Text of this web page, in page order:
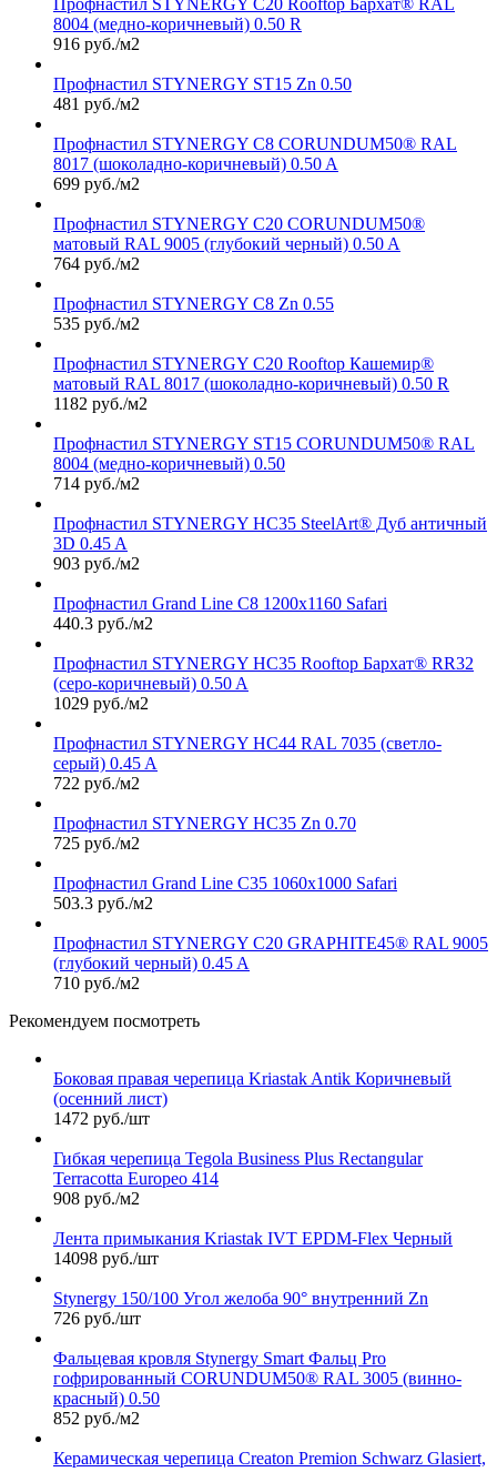
8004 (медно-коричневый) 0.50 R
916 руб./м2
Профнастил STYNERGY ST15 Zn 0.50
481 руб./м2
Профнастил STYNERGY С8 CORUNDUM50® RAL
8017 (шоколадно-коричневый) 0.50 A
699 руб./м2
Профнастил STYNERGY С20 CORUNDUM50®
матовый RAL 9005 (глубокий черный) 0.50 A
764 руб./м2
Профнастил STYNERGY С8 Zn 0.55
535 руб./м2
Профнастил STYNERGY С20 Rooftop Кашемир®
матовый RAL 8017 (шоколадно-коричневый) 0.50 R
1182 руб./м2
Профнастил STYNERGY ST15 CORUNDUM50® RAL
8004 (медно-коричневый) 0.50
714 руб./м2
Профнастил STYNERGY НС35 SteelArt® Дуб античный
3D 0.45 A
903 руб./м2
Профнастил Grand Line С8 1200х1160 Safari
440.3 руб./м2
Профнастил STYNERGY НС35 Rooftop Бархат® RR32
(серо-коричневый) 0.50 A
1029 руб./м2
Профнастил STYNERGY НС44 RAL 7035 (светло-
серый) 0.45 A
722 руб./м2
Профнастил STYNERGY НС35 Zn 0.70
725 руб./м2
Профнастил Grand Line С35 1060х1000 Safari
503.3 руб./м2
Профнастил STYNERGY С20 GRAPHITE45® RAL 9005
(глубокий черный) 0.45 A
710 руб./м2
Рекомендуем посмотреть
Боковая правая черепица Kriastak Antik Коричневый
(осенний лист)
1472 руб./шт
Гибкая черепица Tegola Business Plus Rectangular
Terracotta Europeo 414
908 руб./м2
Лента примыкания Kriastak IVT EPDM-Flex Черный
14098 руб./шт
Stynergy 150/100 Угол желоба 90° внутренний Zn
726 руб./шт
Фальцевая кровля Stynergy Smart Фальц Pro
гофрированный CORUNDUM50® RAL 3005 (винно-
красный) 0.50
852 руб./м2
Керамическая черепица Сreaton Premion Schwarz Glasiert,